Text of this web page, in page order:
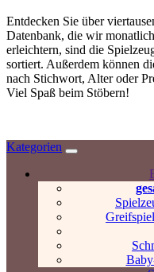
Entdecken Sie über
Datenbank, die wir
erleichtern, sind die
sortiert. Außerdem können
nach Stichwort, Alter oder
Viel Spaß beim Stöbern!
Kategorien